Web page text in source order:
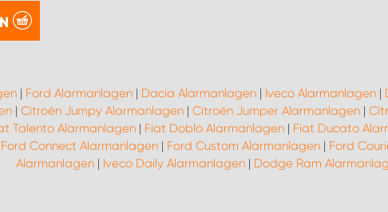
| Ford Alarmanlagen| Dacia Alarmanlagen| Iveco Alarmanlagen|
| Citroën Jumpy Alarmanlagen | Citroën Jumper Alarmanlagen |
Talento Alarmanlagen| Fiat Doblo Alarmanlagen| Fiat Ducato
Ford Connect Alarmanlagen | Ford Custom Alarmanlagen | Ford
Alarmanlagen| Iveco Daily Alarmanlagen| Dodge Ram